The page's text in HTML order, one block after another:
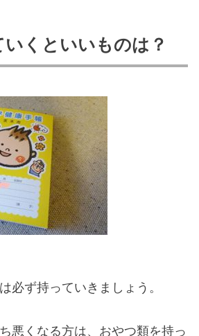
くといいものは？
は必ず持っていきましょう。
悪くなる方は、おやつ類を持っ